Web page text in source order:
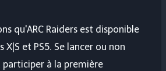
qu'ARC Raiders est disponible
X|S et PS5. Se lancer ou non
à la première